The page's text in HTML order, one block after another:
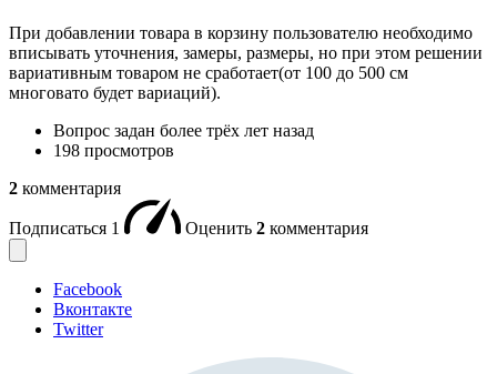
При добавлении товара в корзину пользователю необходимо
вписывать уточнения, замеры, размеры, но при этом решении
вариативным товаром не сработает(от 100 до 500 см
многовато будет вариаций).
Вопрос задан более трёх лет назад
198 просмотров
2 комментария
Подписаться 1 Оценить 2 комментария
Facebook
Вконтакте
Twitter